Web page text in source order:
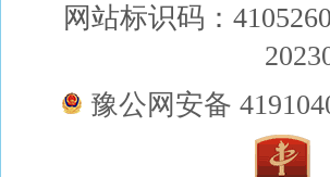
网站标识码：
豫公网安备